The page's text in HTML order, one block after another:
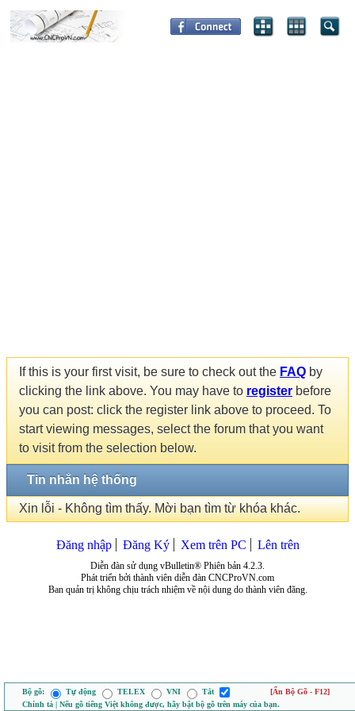
If this is your first visit, be sure to check out the FAQ by
clicking the link above. You may have to register before
you can post: click the register link above to proceed. To
start viewing messages, select the forum that you want
to visit from the selection below.
Tin nhắn hệ thống
Xin lỗi - Không tìm thấy. Mời bạn tìm từ khóa khác.
Đăng nhập Đăng Ký Xem trên PC Lên trên
Diễn đàn sử dụng vBulletin® Phiên bản 4.2.3.
Phát triển bởi thành viên diễn đàn CNCProVN.com
Ban quản trị không chịu trách nhiệm về nội dung do thành viên đăng.
Bộ gõ: Tự động TELEX VNI Tắt
[Ẩn Bộ Gõ - F12]
Chính tả | Nếu gõ tiếng Việt không được, hãy bật bộ gõ trên máy của bạn.